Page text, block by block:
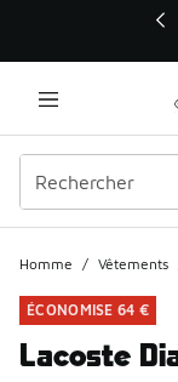
Ce lien ouvrira une
Homme / Vêtements
ÉCONOMISE 64 €
Lacoste